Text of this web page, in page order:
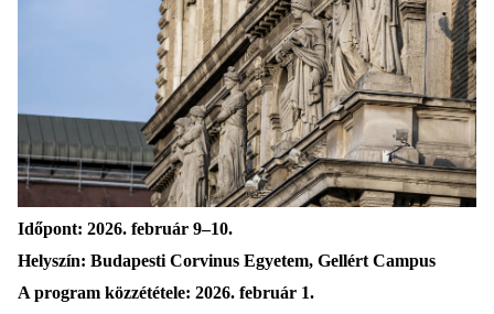
Időpont: 2026. február 9–10.
Helyszín: Budapesti Corvinus Egyetem, Gellért Campus
A program közzététele: 2026. február 1.